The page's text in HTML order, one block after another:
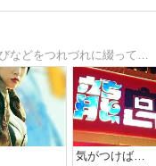
気がつけば…